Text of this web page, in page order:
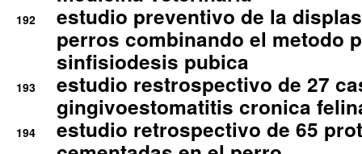
192
estudio preventivo de la
perros combinando el metodo
sinfisiodesis pubica
193
estudio restrospectivo de 27
gingivoestomatitis cronica
194
estudio retrospectivo de 65